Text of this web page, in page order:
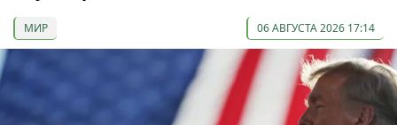
МИР 06 АВГУСТА 2026 17:14